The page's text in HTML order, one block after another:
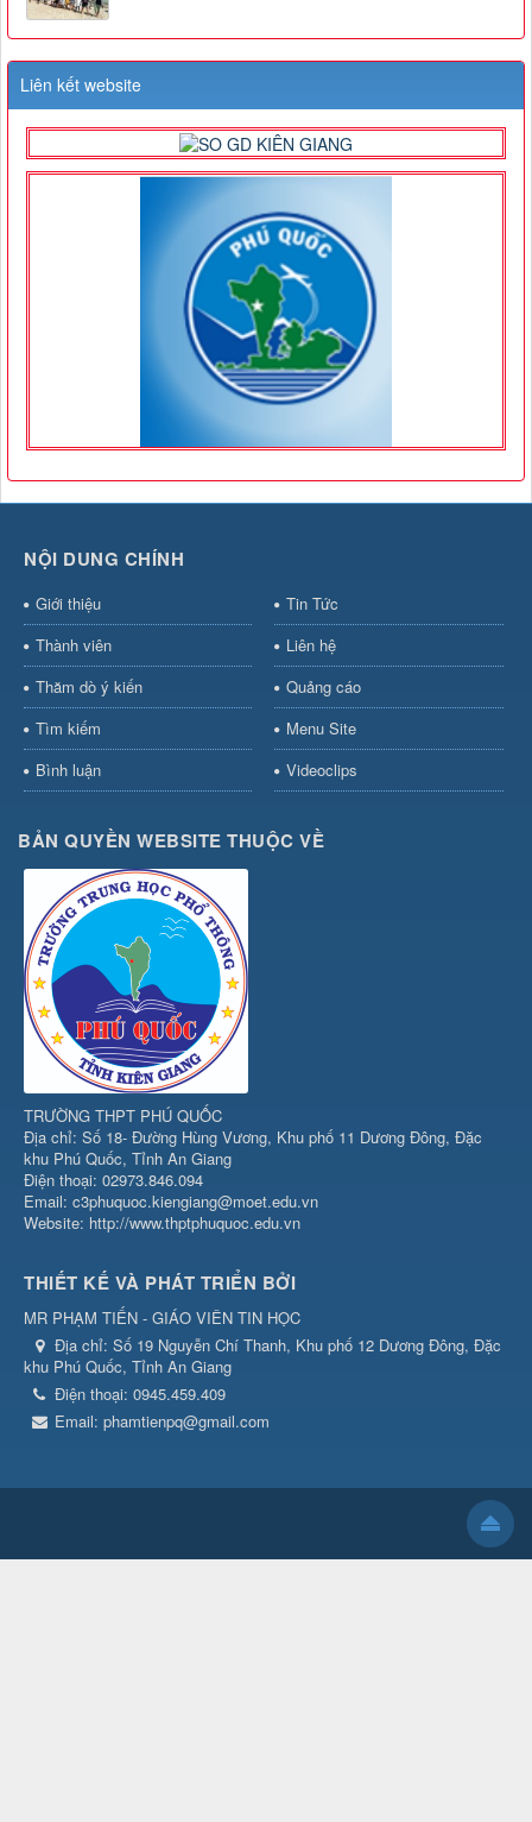
Liên kết website
NỘI DUNG CHÍNH
Giới thiệu
Tin Tức
Thành viên
Liên hệ
Thăm dò ý kiến
Quảng cáo
Tìm kiếm
Menu Site
Bình luận
Videoclips
BẢN QUYỀN WEBSITE THUỘC VỀ
TRƯỜNG THPT PHÚ QUỐC
Địa chỉ: Số 18- Đường Hùng Vương, Khu phố 11 Dương Đông, Đặc
khu Phú Quốc, Tỉnh An Giang
Điện thoại: 02973.846.094
Email: c3phuquoc.kiengiang@moet.edu.vn
Website: http://www.thptphuquoc.edu.vn
THIẾT KẾ VÀ PHÁT TRIỂN BỞI
MR PHẠM TIẾN - GIÁO VIÊN TIN HỌC
Địa chỉ: Số 19 Nguyễn Chí Thanh, Khu phố 12 Dương Đông, Đặc
khu Phú Quốc, Tỉnh An Giang
Điện thoại: 0945.459.409
Email: phamtienpq@gmail.com